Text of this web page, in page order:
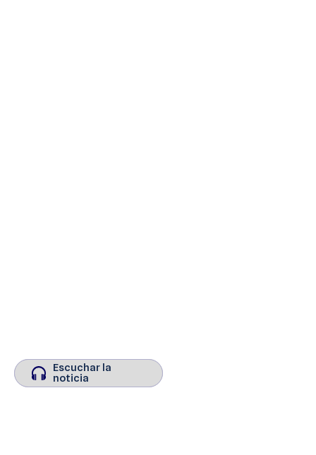
Escuchar la
noticia
Escuchar la
noticia